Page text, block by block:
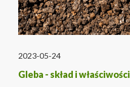
2023-05-24
Gleba - skład i właściwości